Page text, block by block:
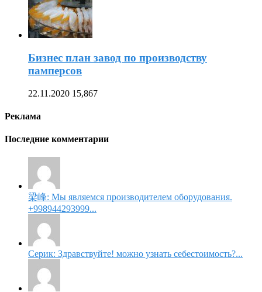
Бизнес план завод по производству
памперсов
22.11.2020 15,867
Реклама
Последние комментарии
梁峰: Мы являемся производителем оборудования.
+998944293999...
Серик: Здравствуйте! можно узнать себестоимость?...